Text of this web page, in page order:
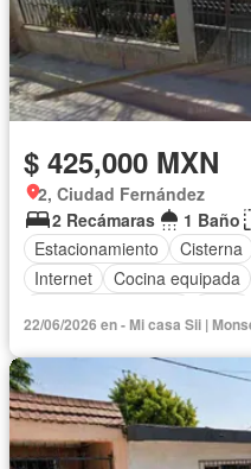
$ 425,000 MXN
2, Ciudad Fernández
2 Recámaras
1 Baño
Estacionamiento
Cisterna
Internet
Cocina equipada
Gas natural
Recámara
Permite mascotas
Permite
Parcialmente amueblado
22/06/2026 en - Mi casa Sii |